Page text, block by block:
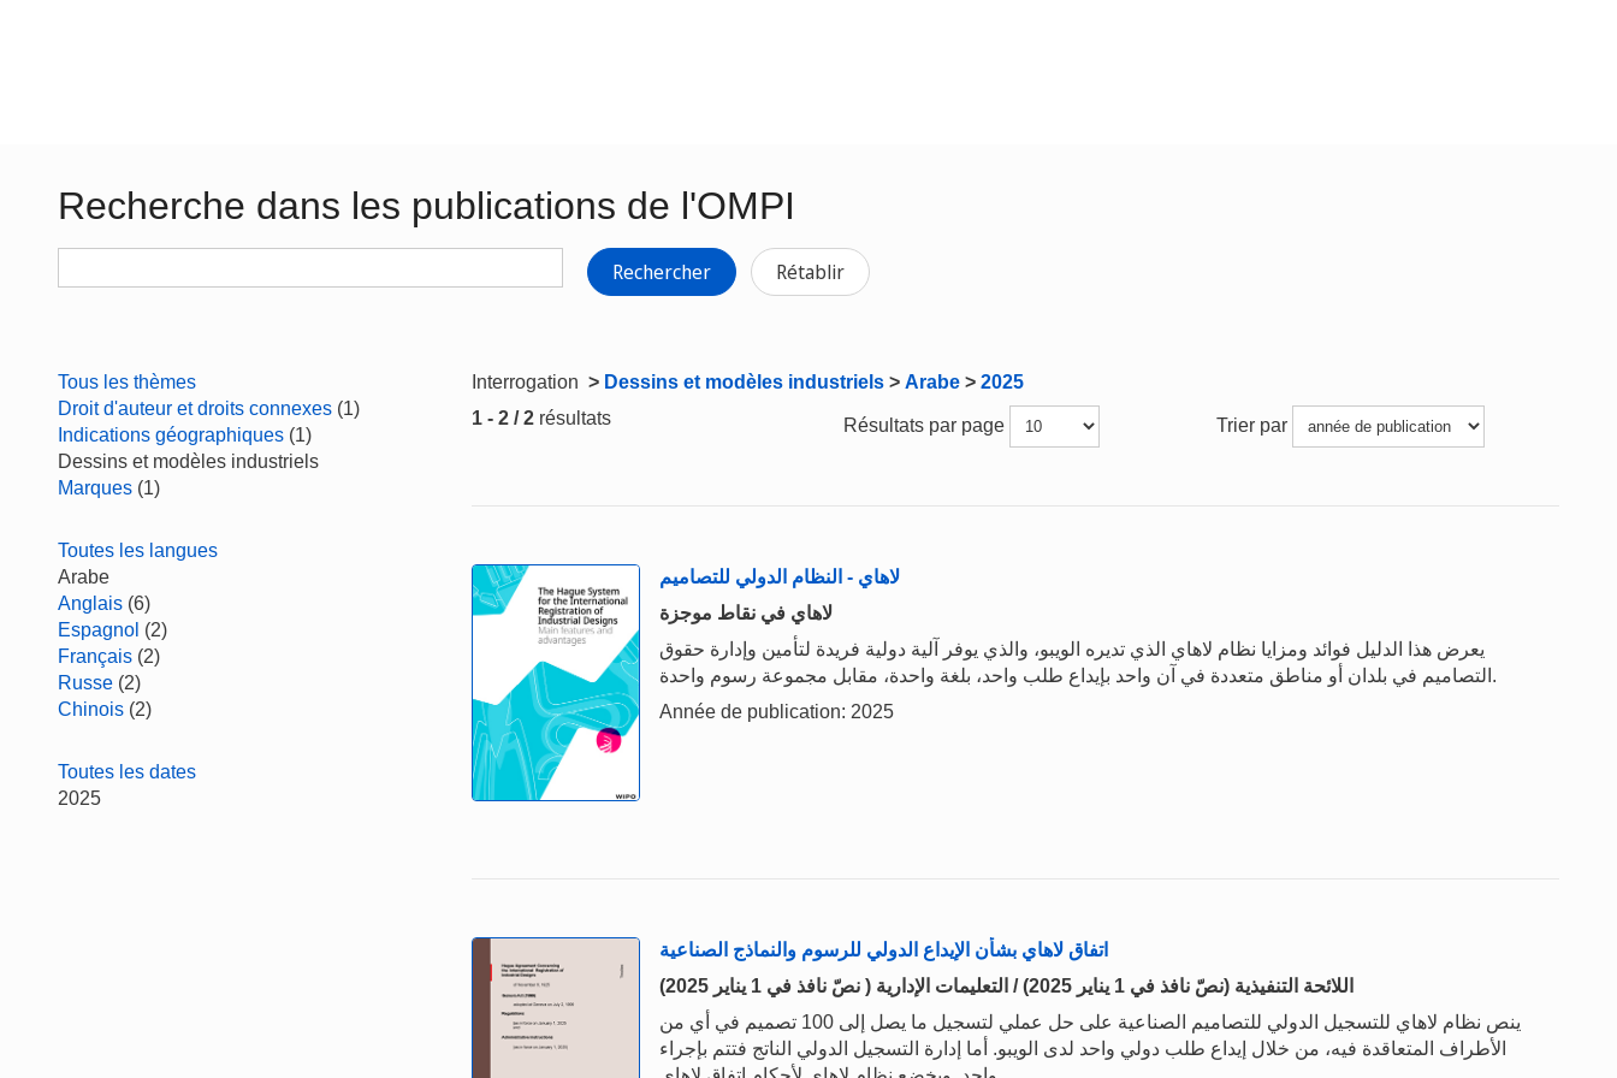
Recherche dans les publications de l'OMPI
Rechercher Rétablir
Tous les thèmes
Droit d'auteur et droits connexes (1)
Indications géographiques (1)
Dessins et modèles industriels
Marques (1)
Toutes les langues
Arabe
Anglais (6)
Espagnol (2)
Français (2)
Russe (2)
Chinois (2)
Toutes les dates
2025
Interrogation > Dessins et modèles industriels > Arabe > 2025
1 - 2 / 2 résultats Résultats par page Trier par
لاهاي - النظام الدولي للتصاميم
لاهاي في نقاط موجزة
يعرض هذا الدليل فوائد ومزايا نظام لاهاي الذي تديره الويبو، والذي يوفر آلية دولية فريدة لتأمين وإدارة حقوق
التصاميم في بلدان أو مناطق متعددة في آن واحد بإيداع طلب واحد، بلغة واحدة، مقابل مجموعة رسوم واحدة.
Année de publication: 2025
اتفاق لاهاي بشأن الإيداع الدولي للرسوم والنماذج الصناعية
اللائحة التنفيذية (نصّ نافذ في 1 يناير 2025) / التعليمات الإدارية ( نصّ نافذ في 1 يناير 2025)
ينص نظام لاهاي للتسجيل الدولي للتصاميم الصناعية على حل عملي لتسجيل ما يصل إلى 100 تصميم في أي من
الأطراف المتعاقدة فيه، من خلال إيداع طلب دولي واحد لدى الويبو. أما إدارة التسجيل الدولي الناتج فتتم بإجراء